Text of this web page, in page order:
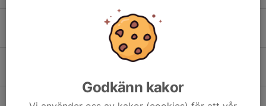
Fryksdalsträffen korthåll fält 2026
0
Inbjudan: KP Pokalen
Godkänn kakor